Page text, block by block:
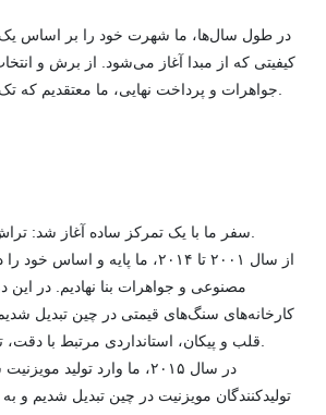
در طول سال‌ها، ما شهرت خود را بر اساس یک
کیفیتی که از مبدا آغاز می‌شود. از برش و
از سال ۲۰۰۱ تا ۲۰۱۴، ما پایه و
مصنوعی و جواهرات بنا نهادیم. در این
کارخانه‌های سنگ‌های قیمتی در چین تبدیل
در سال ۲۰۱۵، ما وارد تولید
تولیدکنندگان مویزنیت در چین تبدیل شدیم